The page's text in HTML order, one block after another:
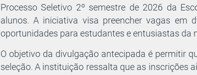
Processo Seletivo 2º semestre de 2026 da
alunos. A iniciativa visa preencher vagas em
oportunidades para estudantes e entusiastas da
O objetivo da divulgação antecipada é permitir
seleção. A instituição ressalta que as inscrições